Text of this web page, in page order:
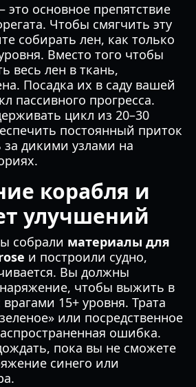
основное препятствие
Чтобы смягчить эту
собирать лен, как только
Вместо того чтобы
весь лен в ткань,
Посадка их в саду вашей
пассивного прогресса.
цикл из 20–30
постоянный приток
за дикими узлами на
корабля и
улучшений
собрали материалы для
и построили судно,
Вы должны
чтобы выжить в
15+ уровня. Трата
или посредственное
ошибка.
пока вы не сможете
синего или